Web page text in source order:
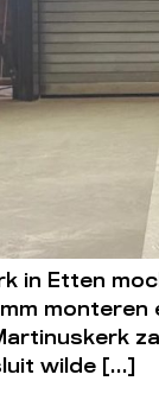
in Etten
wilde […]